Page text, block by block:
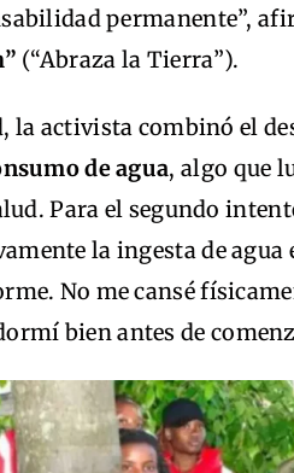
permanente”,
(“Abraza la Tierra”).
la activista combinó el
de agua, algo que
Para el segundo
la ingesta de agua
No me cansé
bien antes de